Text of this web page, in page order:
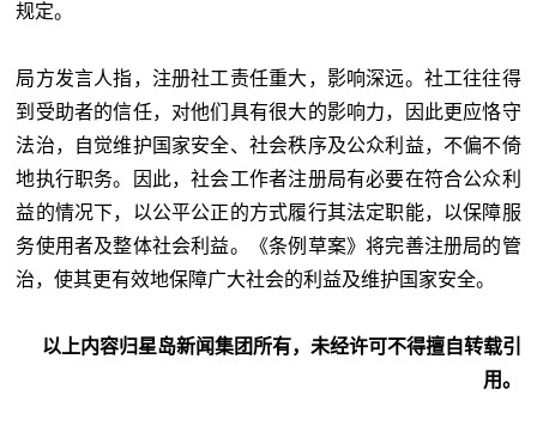
规定。
局方发言人指，注册社工责任重大，影响深远。社工往往得
到受助者的信任，对他们具有很大的影响力，因此更应恪守
法治，自觉维护国家安全、社会秩序及公众利益，不偏不倚
地执行职务。因此，社会工作者注册局有必要在符合公众利
益的情况下，以公平公正的方式履行其法定职能，以保障服
务使用者及整体社会利益。《条例草案》将完善注册局的管
治，使其更有效地保障广大社会的利益及维护国家安全。
以上内容归星岛新闻集团所有，未经许可不得擅自转载引
用。